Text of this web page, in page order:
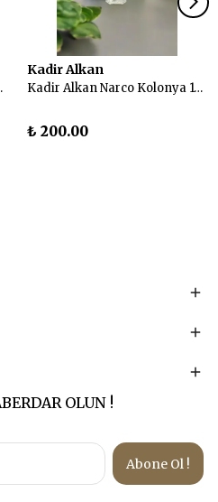
Kadir Alkan
Kadir Alkan Narco Kolonya 100 ml
₺ 200.00
OLUN !
Abone Ol !